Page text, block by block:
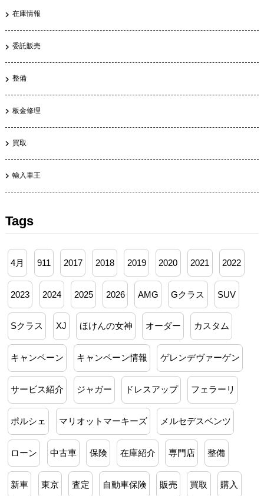
在庫情報
委託販売
整備
板金修理
買取
輸入車王
Tags
4月 911 2017 2018 2019 2020 2021 2022
2023 2024 2025 2026 AMG Gクラス SUV
Sクラス XJ ほけんの女神 オーダー カスタム
キャンペーン キャンペーン情報 ゲレンデヴァーゲン
サービス紹介 ジャガー ドレスアップ フェラーリ
ポルシェ マリオットマーキーズ メルセデスベンツ
ローン 中古車 保険 在庫紹介 専門店 整備
新車 東京 査定 自動車保険 販売 買取 購入